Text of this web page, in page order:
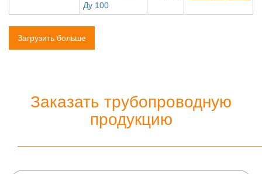
Ду 100
Загрузить больше
Заказать трубопроводную
продукцию